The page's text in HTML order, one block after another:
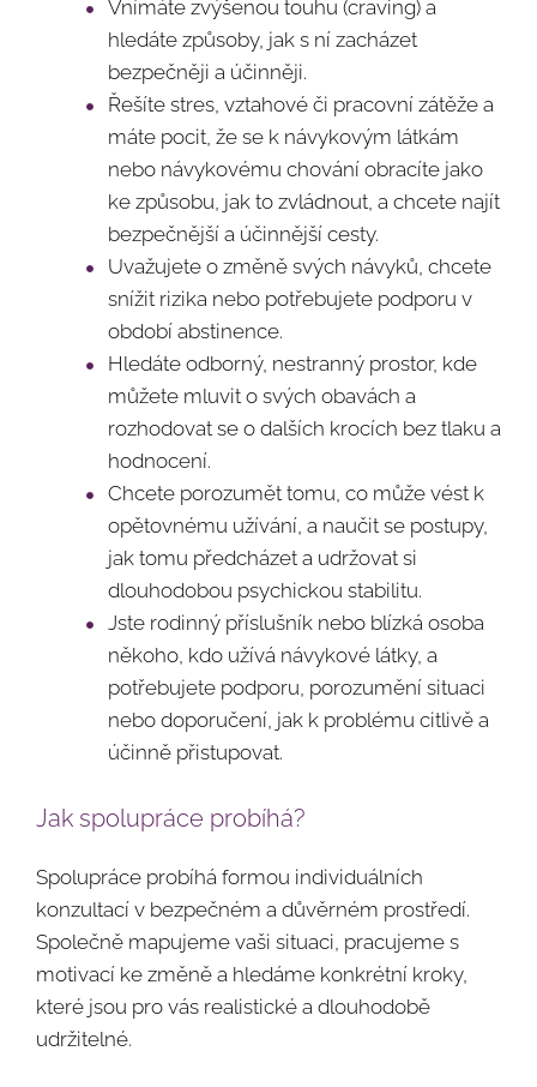
Vnímáte zvýšenou touhu (craving) a
hledáte způsoby, jak s ní zacházet
bezpečněji a účinněji.
Řešíte stres, vztahové či pracovní zátěže a
máte pocit, že se k návykovým látkám
nebo návykovému chování obracíte jako
ke způsobu, jak to zvládnout, a chcete najít
bezpečnější a účinnější cesty.
Uvažujete o změně svých návyků, chcete
snížit rizika nebo potřebujete podporu v
období abstinence.
Hledáte odborný, nestranný prostor, kde
můžete mluvit o svých obavách a
rozhodovat se o dalších krocích bez tlaku a
hodnocení.
Chcete porozumět tomu, co může vést k
opětovnému užívání, a naučit se postupy,
jak tomu předcházet a udržovat si
dlouhodobou psychickou stabilitu.
Jste rodinný příslušník nebo blízká osoba
někoho, kdo užívá návykové látky, a
potřebujete podporu, porozumění situaci
nebo doporučení, jak k problému citlivě a
účinně přistupovat.
Jak spolupráce probíhá?
Spolupráce probíhá formou individuálních
konzultací v bezpečném a důvěrném prostředí.
Společně mapujeme vaši situaci, pracujeme s
motivací ke změně a hledáme konkrétní kroky,
které jsou pro vás realistické a dlouhodobě
udržitelné.